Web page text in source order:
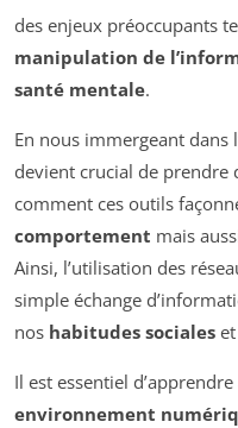
des enjeux préoccupants
manipulation de
santé mentale.
En nous immergeant dans
devient crucial de
comment ces outils
comportement mais
Ainsi, l’utilisation des
simple échange
nos habitudes sociales
Il est essentiel
environnement